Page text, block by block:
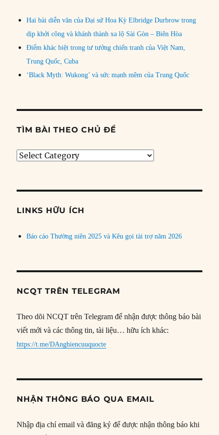
Hai bài diễn văn của Đại sứ Hoa Kỳ Elbridge Durbrow trong
dịp khởi công và khánh thành xa lộ Sài Gòn – Biên Hòa
Điểm khác biệt trong tư tưởng chiến tranh của Việt Nam,
Trung Quốc, Cuba
‘Black Myth: Wukong’ và sức mạnh mềm của Trung Quốc
TÌM BÀI THEO CHỦ ĐỀ
Tìm
đề
LINKS HỮU ÍCH
Báo cáo Thường niên 2025 và Kêu gọi tài trợ năm 2026
NCQT TRÊN TELEGRAM
Theo dõi NCQT trên Telegram để nhận được thông báo bài
viết mới và các thông tin, tài liệu… hữu ích khác:
https://t.me/DAnghiencuuquocte
NHẬN THÔNG BÁO QUA EMAIL
Nhập địa chỉ email và đăng ký để được nhận thông báo khi